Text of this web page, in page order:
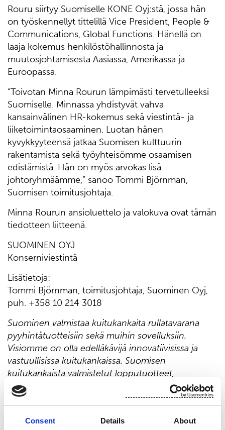
Consent Details About
Rouru siirtyy Suomiselle KONE Oyj:stä, jossa hän
on työskennellyt tittelillä Vice President, People &
Communications, Global Functions. Hänellä on
laaja kokemus henkilöstöhallinnosta ja
muutosjohtamisesta Aasiassa, Amerikassa ja
Euroopassa.
“Toivotan Minna Rourun lämpimästi tervetulleeksi
Suomiselle. Minnassa yhdistyvät vahva
kansainvälinen HR-kokemus sekä viestintä- ja
liiketoimintaosaaminen. Luotan hänen
kyvykkyyteensä jatkaa Suomisen kulttuurin
rakentamista sekä työyhteisömme osaamisen
edistämistä. Hän on myös arvokas lisä
johtoryhmäämme,” sanoo Tommi Björnman,
Suomisen toimitusjohtaja.
Minna Rourun ansioluettelo ja valokuva ovat tämän
tiedotteen liitteenä.
SUOMINEN OYJ
Konserniviestintä
Lisätietoja:
Tommi Björnman, toimitusjohtaja, Suominen Oyj,
puh. +358 10 214 3018
Suominen valmistaa kuitukankaita rullatavarana
pyyhintätuotteisiin sekä muihin sovelluksiin.
Visiomme on olla edelläkävijä innovatiivisissa ja
vastuullisissa kuitukankaissa. Suomisen
kuitukankaista valmistetut lopputuotteet,
esimerkiksi kosteuspyyhkeet, terveyssiteet ja
haavataitokset, ovat läsnä ihmisten jokapäiväisessä
vuonna 2023 oli 450,9 milj. euroa ja työllistämme